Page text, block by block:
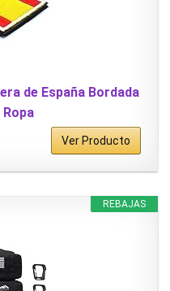
de España Bordada
Ver Producto
REBAJAS